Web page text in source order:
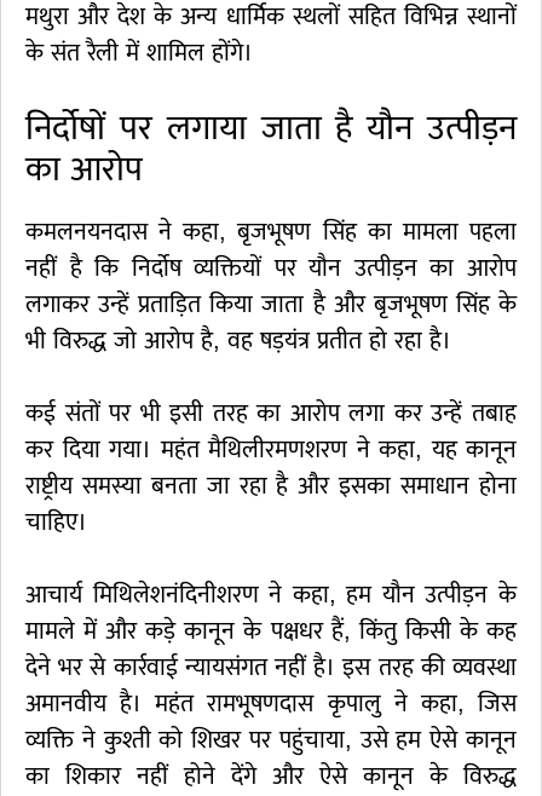
मथुरा और देश के अन्य धार्मिक स्थलों सहित विभिन्न स्थानों
के संत रैली में शामिल होंगे।
निर्दोषों पर लगाया जाता है यौन उत्पीड़न
का आरोप
कमलनयनदास ने कहा, बृजभूषण सिंह का मामला पहला
नहीं है कि निर्दोष व्यक्तियों पर यौन उत्पीड़न का आरोप
लगाकर उन्हें प्रताड़ित किया जाता है और बृजभूषण सिंह के
भी विरुद्ध जो आरोप है, वह षड़यंत्र प्रतीत हो रहा है।
कई संतों पर भी इसी तरह का आरोप लगा कर उन्हें तबाह
कर दिया गया। महंत मैथिलीरमणशरण ने कहा, यह कानून
राष्ट्रीय समस्या बनता जा रहा है और इसका समाधान होना
चाहिए।
आचार्य मिथिलेशनंदिनीशरण ने कहा, हम यौन उत्पीड़न के
मामले में और कड़े कानून के पक्षधर हैं, किंतु किसी के कह
देने भर से कार्रवाई न्यायसंगत नहीं है। इस तरह की व्यवस्था
अमानवीय है। महंत रामभूषणदास कृपालु ने कहा, जिस
व्यक्ति ने कुश्ती को शिखर पर पहुंचाया, उसे हम ऐसे कानून
का शिकार नहीं होने देंगे और ऐसे कानून के विरुद्ध